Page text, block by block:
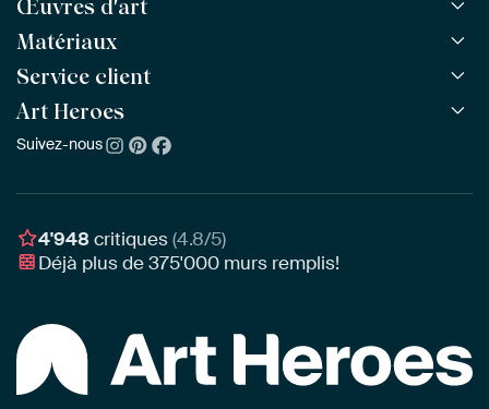
Œuvres d'art
Toutes les œuvres
Toutes les collections
Tous les artistes
Meilleures ventes
Matériaux
ArtFrame™ POPULAIRE
ArtFrame™ en bois
Toile
Service client
Questions fréquentes
Commander
Délai & Livraison
Montage & Accrochage
Chèques cadeaux
Art Heroes
À propos de nous
Récompenses
Professionnels
Suivez-nous
4'948 critiques(4.8/5)
Déjà plus de375'000 murs remplis!